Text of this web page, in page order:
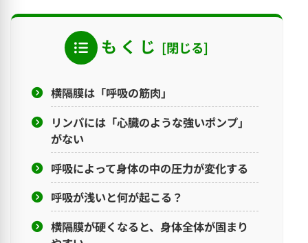
も く じ
横隔膜は「呼吸の筋肉」
リンパには「心臓のような強いポンプ」
がない
呼吸によって身体の中の圧力が変化する
呼吸が浅いと何が起こる？
横隔膜が硬くなると、身体全体が固まり